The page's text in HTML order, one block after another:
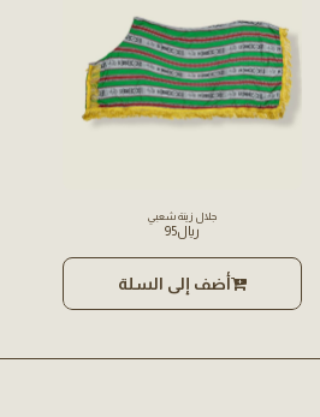
جلال زينة شعبي
﷼95
أضف إلى السلة